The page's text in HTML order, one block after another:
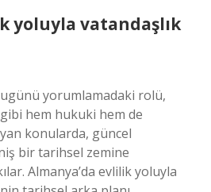
yoluyla vatandaşlık
yorumlamadaki rolü,
hem hukuki hem de
konularda, güncel
bir tarihsel zemine
Almanya’da evlilik yoluyla